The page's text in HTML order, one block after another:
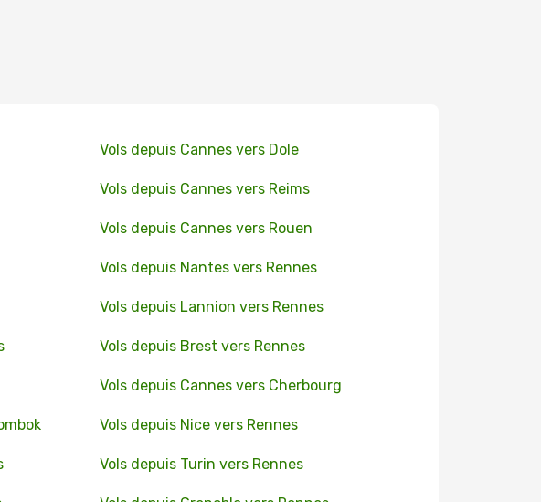
Vols depuis Cannes vers Dole
Vols depuis Cannes vers Reims
Vols depuis Cannes vers Rouen
Vols depuis Nantes vers Rennes
Vols depuis Lannion vers Rennes
Vols depuis Brest vers Rennes
Vols depuis Cannes vers Cherbourg
Vols depuis Nice vers Rennes
Vols depuis Turin vers Rennes